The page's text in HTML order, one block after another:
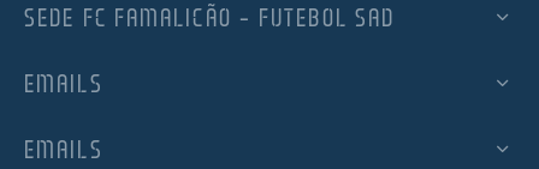
SEDE FC FAMALICÃO – FUTEBOL SAD
EMAILS
EMAILS